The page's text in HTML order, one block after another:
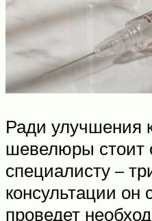
Ради улучшения
шевелюры стоит
специалисту –
консультации он
проведет